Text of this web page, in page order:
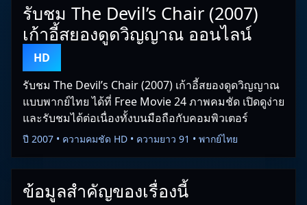
รับชม The Devil’s Chair (2007)
เก้าอี้สยองดูดวิญญาณ ออนไลน์
HD
รับชม The Devil’s Chair (2007) เก้าอี้สยองดูดวิญญาณ
แบบพากย์ไทย ได้ที่ Free Movie 24 ภาพคมชัด เปิดดูง่าย
และรับชมได้ต่อเนื่องทั้งบนมือถือกับคอมพิวเตอร์
ปี 2007 • ความคมชัด HD • ความยาว 91 • พากย์ไทย
ข้อมูลสำคัญของเรื่องนี้